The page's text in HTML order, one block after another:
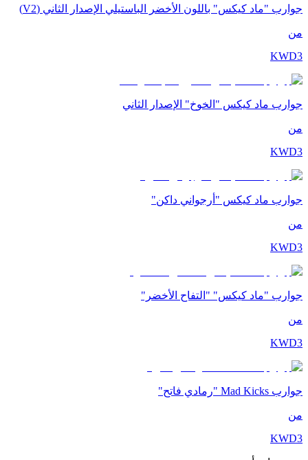
جوارب "ماد كيكس" باللون الأخضر الباستيلي الإصدار الثاني (V2)
من
KWD3
جوارب ماد كيكس "الخوخ" الإصدار الثاني
من
KWD3
جوارب ماد كيكس "أرجواني داكن"
من
KWD3
جوارب "ماد كيكس" "التفاح الأخضر"
من
KWD3
جوارب Mad Kicks "رمادي فاتح"
من
KWD3